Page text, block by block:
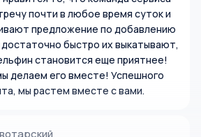
почти в любое время суток и
предложение по добавлению
быстро их выкатывают,
становится еще приятнее!
делаем его вместе! Успешного
мы растем вместе с вами.